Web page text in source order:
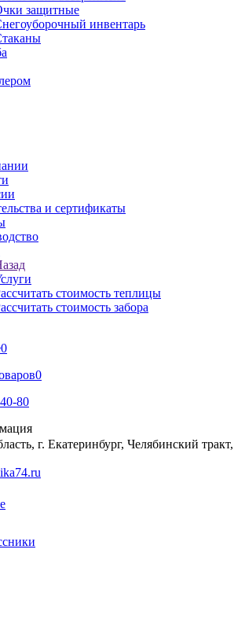
защитные
инвентарь
и сертификаты
стоимость теплицы
стоимость забора
0
0
80
г. Екатеринбург, Челябинский тракт,